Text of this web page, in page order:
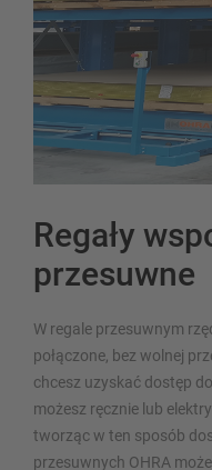
Regały
przesuwne
W regale przesuwnym
połączone, bez wolnej
chcesz uzyskać dostęp
możesz ręcznie lub
tworząc w ten sposób
przesuwnych OHRA